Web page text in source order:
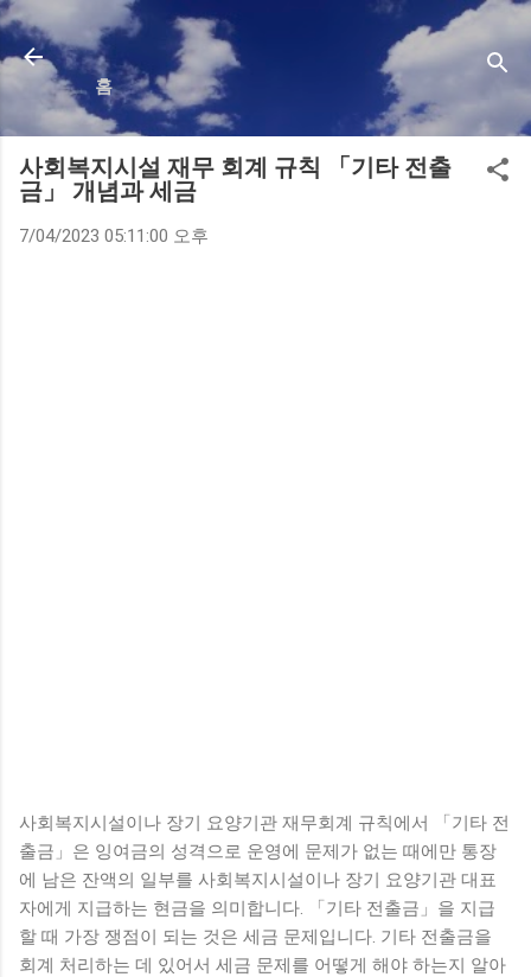
기본 콘텐츠로 건너뛰기
홈
사회복지시설 재무 회계 규칙 「기타 전출
금」 개념과 세금
7/04/2023 05:11:00 오후
사회복지시설이나 장기 요양기관 재무회계 규칙에서 「기타 전
출금」은 잉여금의 성격으로 운영에 문제가 없는 때에만 통장
에 남은 잔액의 일부를 사회복지시설이나 장기 요양기관 대표
자에게 지급하는 현금을 의미합니다. 「기타 전출금」을 지급
할 때 가장 쟁점이 되는 것은 세금 문제입니다. 기타 전출금을
회계 처리하는 데 있어서 세금 문제를 어떻게 해야 하는지 알아